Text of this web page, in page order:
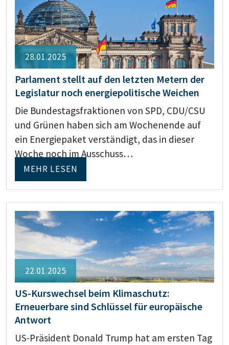
28.01.2025
Parlament stellt auf den letzten Metern der
Legislatur noch energiepolitische Weichen
Die Bundestagsfraktionen von SPD, CDU/CSU
und Grünen haben sich am Wochenende auf
ein Energiepaket verständigt, das in dieser
Woche noch im Ausschuss…
MEHR LESEN
22.01.2025
US-Kurswechsel beim Klimaschutz:
Erneuerbare sind Schlüssel für europäische
Antwort
US-Präsident Donald Trump hat am ersten Tag